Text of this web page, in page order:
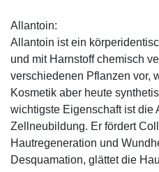
Allantoin:
Allantoin ist ein
und mit Harnstoff chemisch
verschiedenen Pflanzen vor,
Kosmetik aber heute
wichtigste Eigenschaft ist die
Zellneubildung. Er fördert
Hautregeneration und
Desquamation, glättet die